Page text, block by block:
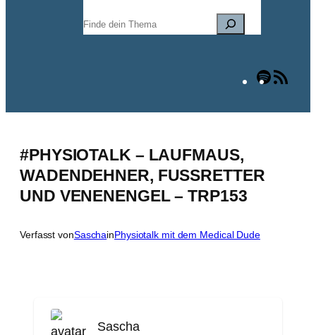
Suchen
Spotify
#PHYSIOTALK – LAUFMAUS,
WADENDEHNER, FUSSRETTER
UND VENENENGEL – TRP153
Verfasst vonSaschainPhysiotalk mit dem Medical Dude
Sascha